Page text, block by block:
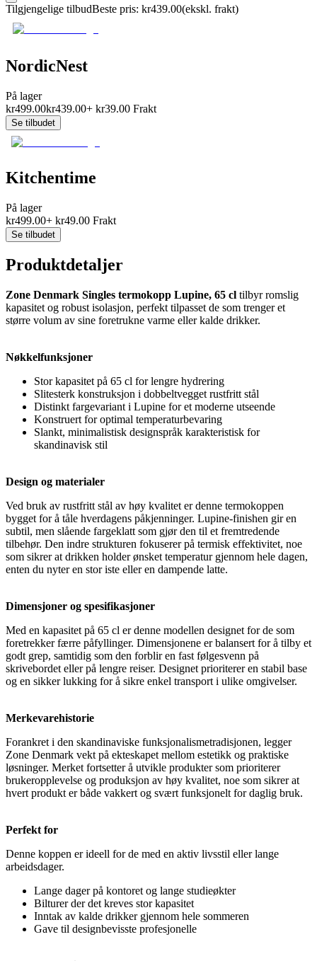
Tilgjengelige tilbudBeste pris: kr439.00(ekskl. frakt)
NordicNest
På lager
kr499.00kr439.00+ kr39.00 Frakt
Se tilbudet
Kitchentime
På lager
kr499.00+ kr49.00 Frakt
Se tilbudet
Produktdetaljer
Zone Denmark Singles termokopp Lupine, 65 cl tilbyr romslig
kapasitet og robust isolasjon, perfekt tilpasset de som trenger et
større volum av sine foretrukne varme eller kalde drikker.
Nøkkelfunksjoner
Stor kapasitet på 65 cl for lengre hydrering
Slitesterk konstruksjon i dobbeltvegget rustfritt stål
Distinkt fargevariant i Lupine for et moderne utseende
Konstruert for optimal temperaturbevaring
Slankt, minimalistisk designspråk karakteristisk for
skandinavisk stil
Design og materialer
Ved bruk av rustfritt stål av høy kvalitet er denne termokoppen
bygget for å tåle hverdagens påkjenninger. Lupine-finishen gir en
subtil, men slående fargeklatt som gjør den til et fremtredende
tilbehør. Den indre strukturen fokuserer på termisk effektivitet, noe
som sikrer at drikken holder ønsket temperatur gjennom hele dagen,
enten du nyter en stor iste eller en dampende latte.
Dimensjoner og spesifikasjoner
Med en kapasitet på 65 cl er denne modellen designet for de som
foretrekker færre påfyllinger. Dimensjonene er balansert for å tilby et
godt grep, samtidig som den forblir en fast følgesvenn på
skrivebordet eller på lengre reiser. Designet prioriterer en stabil base
og en sikker lukking for å sikre enkel transport i ulike omgivelser.
Merkevarehistorie
Forankret i den skandinaviske funksjonalismetradisjonen, legger
Zone Denmark vekt på ekteskapet mellom estetikk og praktiske
løsninger. Merket fortsetter å utvikle produkter som prioriterer
brukeropplevelse og produksjon av høy kvalitet, noe som sikrer at
hvert produkt er både vakkert og svært funksjonelt for daglig bruk.
Perfekt for
Denne koppen er ideell for de med en aktiv livsstil eller lange
arbeidsdager.
Lange dager på kontoret og lange studieøkter
Bilturer der det kreves stor kapasitet
Inntak av kalde drikker gjennom hele sommeren
Gave til designbevisste profesjonelle